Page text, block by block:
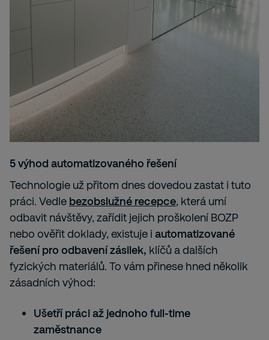
5 výhod automatizovaného řešení
Technologie už přitom dnes dovedou zastat i tuto
práci. Vedle bezobslužné recepce, která umí
odbavit návštěvy, zařídit jejich proškolení BOZP
nebo ověřit doklady, existuje i automatizované
řešení pro odbavení zásilek, klíčů a dalších
fyzických materiálů. To vám přinese hned několik
zásadních výhod:
Ušetří práci až jednoho full-time
zaměstnance